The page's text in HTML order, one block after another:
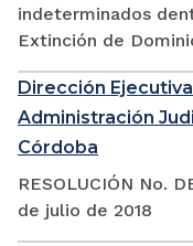
indeterminados
Extinción de
Dirección
Administración
Córdoba
RESOLUCIÓN No.
de julio de 2018